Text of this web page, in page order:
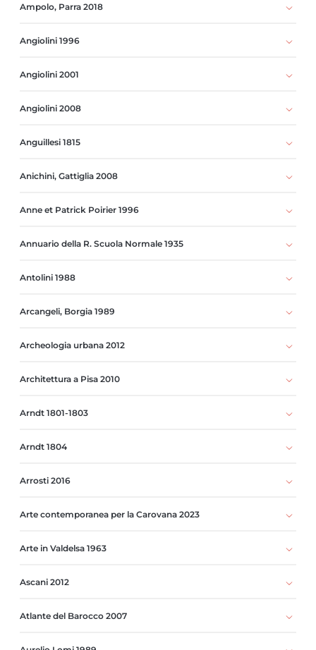
Ampolo, Parra 2018
Angiolini 1996
Angiolini 2001
Angiolini 2008
Anguillesi 1815
Anichini, Gattiglia 2008
Anne et Patrick Poirier 1996
Annuario della R. Scuola Normale 1935
Antolini 1988
Arcangeli, Borgia 1989
Archeologia urbana 2012
Architettura a Pisa 2010
Arndt 1801-1803
Arndt 1804
Arrosti 2016
Arte contemporanea per la Carovana 2023
Arte in Valdelsa 1963
Ascani 2012
Atlante del Barocco 2007